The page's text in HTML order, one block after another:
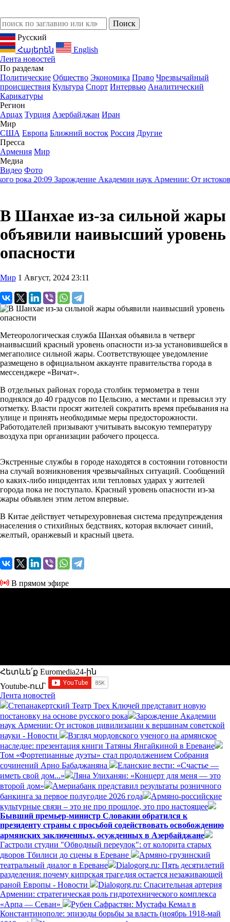
Русский
Հայերեն
English
Лента новостей
По разделам
Политические Общество Экономика Право Чрезвычайный
происшествия Культура Спорт Интервью Аналитический
Карикатуры
Регион
Арцах Турция Азербайджан Иран
Мир
США Европа Ближний восток Россия Другие
Пресса
Армения Мир
Медиа
Видео Фото
20:09Зарождение Академии наук Армении: От истоков
В Шанхае из-за сильной жары
объявили наивысший уровень
опасности
Мир 1 Август, 2024 23:11
Метеорологическая служба Шанхая объявила в четверг
наивысший красный уровень опасности из-за установившейся в
мегаполисе сильной жары. Соответствующее уведомление
размещено в официальном аккаунте правительства города в
мессенджере «Вичат».
В отдельных районах города столбик термометра в тени
поднялся до 40 градусов по Цельсию, а местами и превысил эту
отметку. Власти просят жителей сократить время пребывания на
улице и принять необходимые меры предосторожности.
Работодателей призывают учитывать высокую температуру
воздуха при организации рабочего процесса.
Экстренные службы в городе находятся в состоянии готовности
на случай возникновения чрезвычайных ситуаций. Сообщений
о каких-либо инцидентах или тепловых ударах у жителей
города пока не поступало. Красный уровень опасности из-за
жары объявлен этим летом впервые.
В Китае действует четырехуровневая система предупреждения
населения о стихийных бедствиях, которая включает синий,
желтый, оранжевый и красный цвета.
В прямом эфире
Հետևե՛ք Euromedia24-ին
Youtube-ում`
Лента новостей
Степанакертский Театр Трех Ключей представит новую
постановку на основе русского рока
Зарождение Академии
наук Армении: От истоков цивилизации к вершинам советской
науки - Новости
Взгляд мордовского ученого на армянское
наследие: презентация книги Татяны Янгайкиной в Ереване
Том «Фортепианные дуэты» стал продолжением Собрания
сочинений Арно Бабаджаняна
Еланские вести: «Счастье —
иметь свой дом...»
Ляна Улиханян: «Концерт для меня — это
второй дом»
Америабанк представил результаты розничного
банкинга за первое полугодие 2026 года
Армяно-российские
культурные связи – это не про прошлое, это про настоящее
Бывший премьер-министр Словакии обратился к
президенту страны с просьбой содействовать освобождению
армянских заключенных, осужденных в Азербайджане
Гастроли студии "Обводный переулок": от колорита старых
дворов Тбилиси до сцены в Ереване
Армяно-грузинский
театральный диалог в Ереване
Dialogorg.ru: Пять десятилетий
разделения: почему кипрская трагедия остается незаживающей
раной Европы - Новости
Dialogorg.ru: Спасительная артерия
Армении: стратегическая роль гидротехнического комплекса
«Арпа — Севан»
Рубен Сафрастян: Мустафа Кемал в
Константинополе: эпизоды борьбы за власть (ноябрь 1918-май